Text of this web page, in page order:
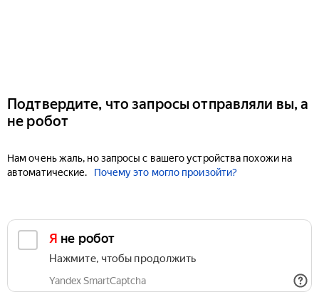
Подтвердите, что запросы отправляли вы, а
не робот
Нам очень жаль, но запросы с вашего устройства похожи на
автоматические.
Почему это могло произойти?
Я не робот
Нажмите, чтобы продолжить
Yandex SmartCaptcha